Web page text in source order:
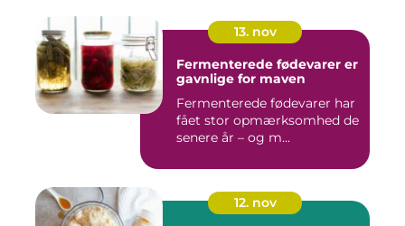
13. nov
Fermenterede fødevarer er
gavnlige for maven
Fermenterede fødevarer har
fået stor opmærksomhed de
senere år – og m...
12. nov